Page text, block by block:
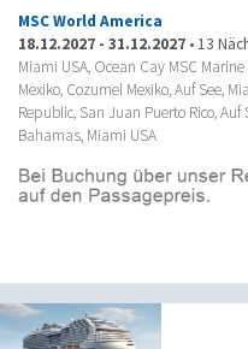
MSC World America
18.12.2027 - 31.12.2027 • 13
Miami USA, Ocean Cay MSC
Mexiko, Cozumel Mexiko, Auf See,
Republic, San Juan Puerto Rico, Auf
Bahamas, Miami USA